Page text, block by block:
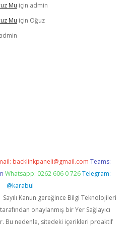
Mu için admin
Mu için Oğuz
admin
backlinkpaneli@gmail.com Teams:
Whatsapp: 0262 606 0 726 Telegram:
@karabul
Sayılı Kanun gereğince Bilgi Teknolojileri
onaylanmış bir Yer Sağlayıcı
Bu nedenle, sitedeki içerikleri proaktif